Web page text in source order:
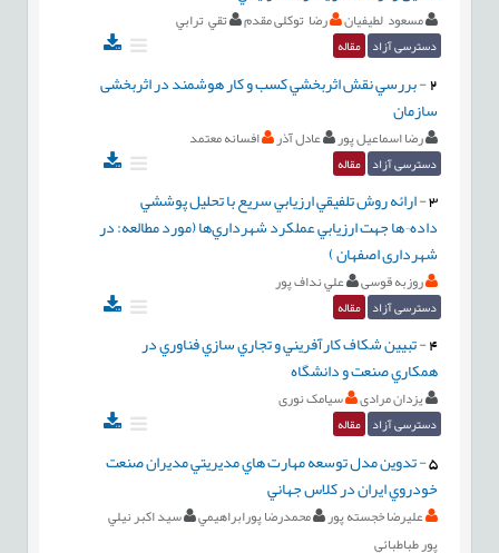
مسعود لطيفيان رضا توکلی مقدم تقي ترابي
دسترسی آزاد مقاله
2
-بررسي نقش اثربخشي کسب و کار هوشمند در اثربخشی
سازمان
رضا اسماعیل پور عادل آذر افسانه معتمد
دسترسی آزاد مقاله
3
-ارائه روش تلفيقي ارزيابي سريع با تحليل پوششي
داده¬ها جهت ارزيابي عملکرد شهرداري‌ها (مورد مطالعه: در
شهرداری اصفهان )
روزبه قوسی علي نداف پور
دسترسی آزاد مقاله
4
-تبيين شکاف کارآفريني و تجاري سازي فناوري در
همکاري صنعت و دانشگاه
یزدان مرادی سیامک نوری
دسترسی آزاد مقاله
5
-تدوين مدل توسعه مهارت هاي مديريتي مديران صنعت
خودروي ايران در كلاس جهاني
عليرضا خجسته پور محمدرضا پورابراهيمي
سيد اكبر نيلي
پور طباطبائي